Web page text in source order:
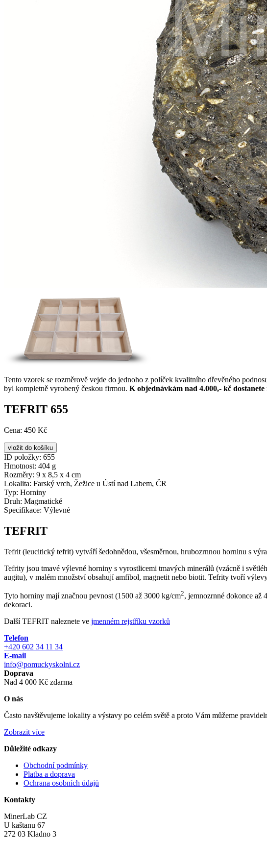
Tento vzorek se rozměrově vejde do jednoho z políček kvalitního dřevěného
byl kompletně vyrobený českou firmou. K objednávkám nad 4.000,- kč
TEFRIT 655
Cena: 450 Kč
ID položky: 655
Hmotnost: 404 g
Rozměry: 9 x 8,5 x 4 cm
Lokalita: Farský vrch, Žežice u Ústí nad Labem, ČR
Typ: Horniny
Druh: Magmatické
Specifikace: Výlevné
TEFRIT
Tefrit (leucitický tefrit) vytváří šedohnědou, všesměrnou, hrubozrnnou horninu s
Tefrity jsou tmavé výlevné horniny s vyrostlicemi tmavých minerálů (vzácně i
augitu), v malém množství obsahují amfibol, magnetit nebo biotit. Tefrity tvoří
Tyto horniny mají značnou pevnost (1500 až 3000 kg/cm2, jemnozrnné dokonce až
dekoraci.
Další TEFRIT naleznete ve jmenném rejstříku vzorků
Telefon
+420 602 34 11 34
E-mail
info@pomuckyskolni.cz
Doprava
Nad 4 000 Kč zdarma
O nás
Často navštěvujeme lokality a výstavy po celém světě a proto Vám můžeme
Zobrazit více
Důležité odkazy
Obchodní podmínky
Platba a doprava
Ochrana osobních údajů
Kontakty
MinerLab CZ
U kaštanu 67
272 03 Kladno 3